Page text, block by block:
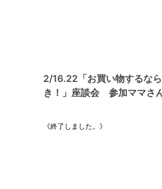
2/16.22「お買い物するな
き！」座談会 参加ママさ
《終了しました。》